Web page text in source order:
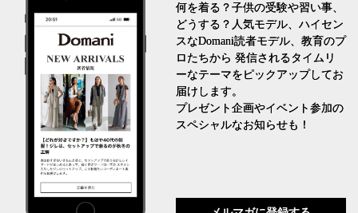
何を着る？子供の受験や習い事、
どうする？人気モデル、ハイセン
スなDomani読者モデル、教育のプ
ロたちから 発信されるタイムリ
ーなテーマをピックアップしてお
届けします。
プレゼント企画やイベント参加の
スペシャルなお知らせも！